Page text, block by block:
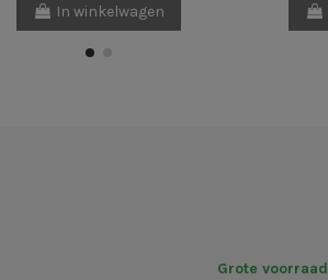
In winkelwagen
Grote voorraad